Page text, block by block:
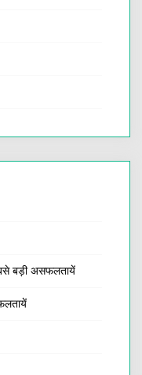
बड़ी असफलतायें